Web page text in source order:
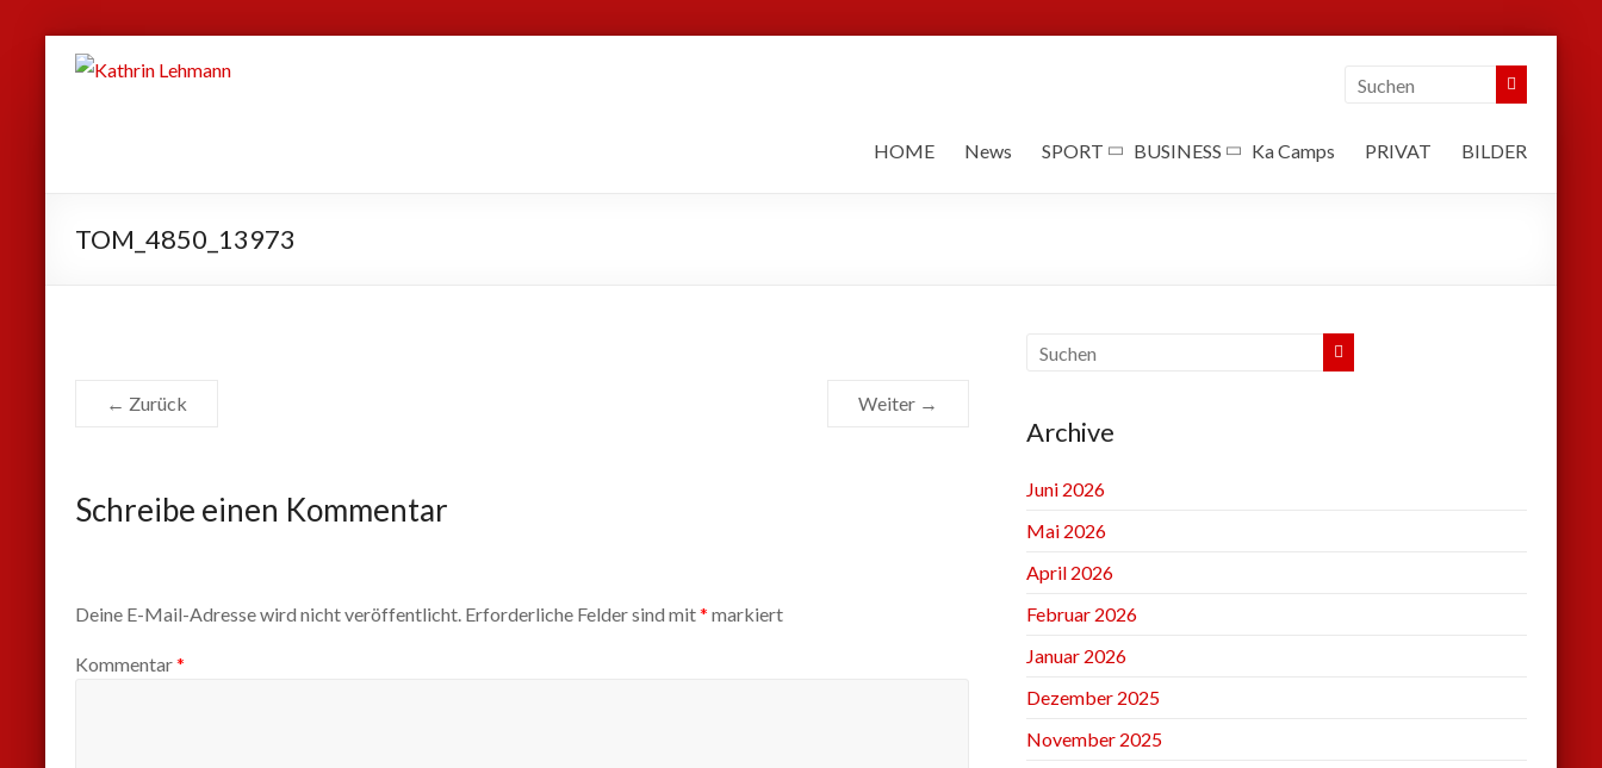
Zum
Kathrin
Business
HOME News SPORT BUSINESS Ka Camps PRIVAT BILDER
TOM_4850_13973
← Zurück Weiter →
Schreibe einen Kommentar
Deine E-Mail-Adresse wird nicht veröffentlicht. Erforderliche Felder sind mit* markiert
Kommentar*
Archive
Juni 2026
Mai 2026
April 2026
Februar 2026
Januar 2026
Dezember 2025
November 2025